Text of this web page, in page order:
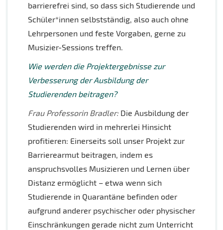
barrierefrei sind, so dass sich Studierende und
Schüler*innen selbstständig, also auch ohne
Lehrpersonen und feste Vorgaben, gerne zu
Musizier-Sessions treffen.
Wie werden die Projektergebnisse zur
Verbesserung der Ausbildung der
Studierenden beitragen?
Frau Professorin Bradler: Die Ausbildung der
Studierenden wird in mehrerlei Hinsicht
profitieren: Einerseits soll unser Projekt zur
Barrierearmut beitragen, indem es
anspruchsvolles Musizieren und Lernen über
Distanz ermöglicht – etwa wenn sich
Studierende in Quarantäne befinden oder
aufgrund anderer psychischer oder physischer
Einschränkungen gerade nicht zum Unterricht